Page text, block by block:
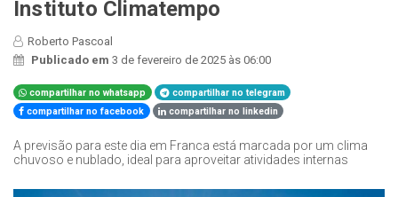
Instituto Climatempo
Roberto Pascoal
Publicado em 3 de fevereiro de 2025 às 06:00
compartilhar no whatsapp
compartilhar no telegram
compartilhar no facebook
compartilhar no linkedin
A previsão para este dia em Franca está marcada por um clima
chuvoso e nublado, ideal para aproveitar atividades internas